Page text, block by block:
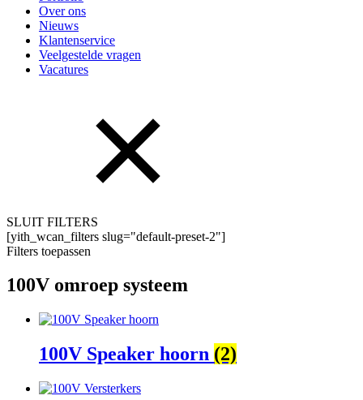
Over ons
Nieuws
Klantenservice
Veelgestelde vragen
Vacatures
SLUIT FILTERS
[yith_wcan_filters slug="default-preset-2"]
Filters toepassen
100V omroep systeem
100V Speaker hoorn (2)